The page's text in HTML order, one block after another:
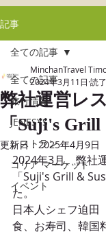
記事
全ての記事
旅行情報
JENESYS
レストラン
コリア マーケット
イベント
全ての記事
弊社運営レ
「Suji's
MinchanTravel
2024年3月11日 読
更新日：2025年4月9日
2024年3月、弊社
「Suji's Grill &
た。
日本人シェフ迫田
食、お寿司、韓国